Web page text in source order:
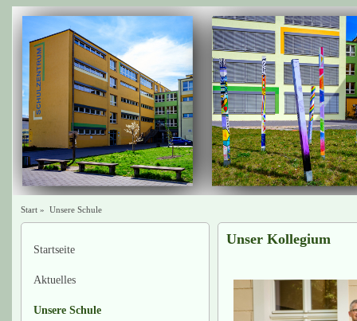
Start» Unsere Schule
Startseite
Aktuelles
Unsere Schule
Unser Kollegium